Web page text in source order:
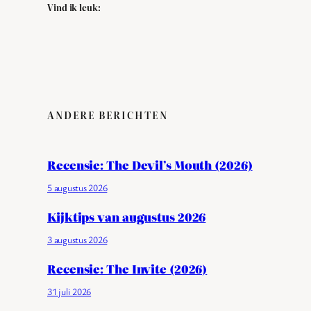
Vind ik leuk:
ANDERE BERICHTEN
Recensie: The Devil’s Mouth (2026)
5 augustus 2026
Kijktips van augustus 2026
3 augustus 2026
Recensie: The Invite (2026)
31 juli 2026